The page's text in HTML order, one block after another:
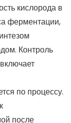
кислорода в
ферментации,
Контроль
по процессу.
после